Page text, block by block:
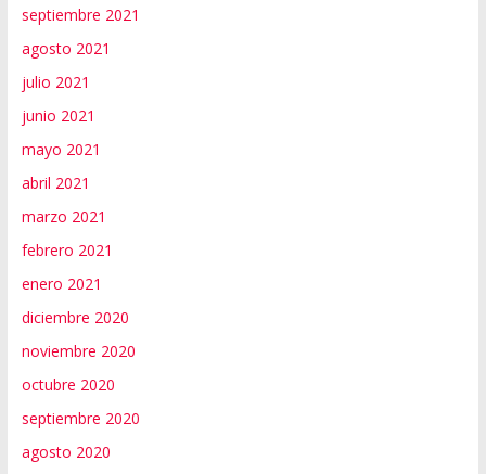
septiembre 2021
agosto 2021
julio 2021
junio 2021
mayo 2021
abril 2021
marzo 2021
febrero 2021
enero 2021
diciembre 2020
noviembre 2020
octubre 2020
septiembre 2020
agosto 2020